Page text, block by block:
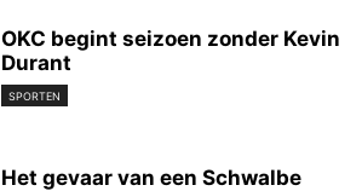
OKC begint seizoen zonder Kevin
Durant
SPORTEN
Het gevaar van een Schwalbe